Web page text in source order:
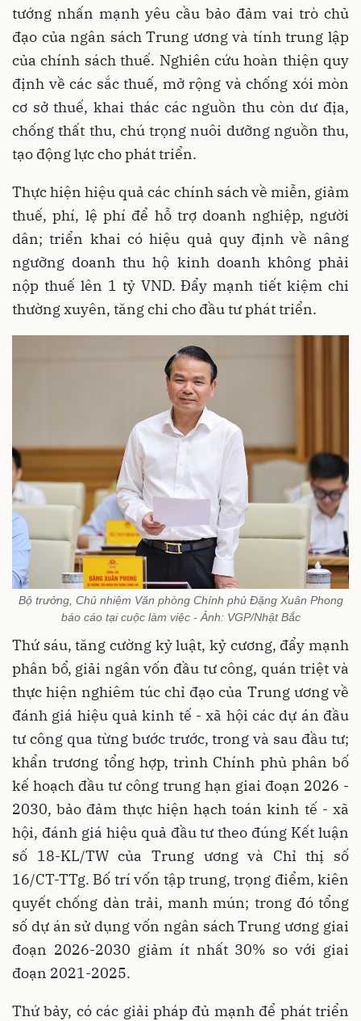
tướng nhấn mạnh yêu cầu bảo đảm vai trò chủ
đạo của ngân sách Trung ương và tính trung lập
của chính sách thuế. Nghiên cứu hoàn thiện quy
định về các sắc thuế, mở rộng và chống xói mòn
cơ sở thuế, khai thác các nguồn thu còn dư địa,
chống thất thu, chú trọng nuôi dưỡng nguồn thu,
tạo động lực cho phát triển.
Thực hiện hiệu quả các chính sách về miễn, giảm
thuế, phí, lệ phí để hỗ trợ doanh nghiệp, người
dân; triển khai có hiệu quả quy định về nâng
ngưỡng doanh thu hộ kinh doanh không phải
nộp thuế lên 1 tỷ VND. Đẩy mạnh tiết kiệm chi
thường xuyên, tăng chi cho đầu tư phát triển.
Bộ trưởng, Chủ nhiệm Văn phòng Chính phủ Đặng Xuân Phong
báo cáo tại cuộc làm việc - Ảnh: VGP/Nhật Bắc
Thứ sáu, tăng cường kỷ luật, kỷ cương, đẩy mạnh
phân bổ, giải ngân vốn đầu tư công, quán triệt và
thực hiện nghiêm túc chỉ đạo của Trung ương về
đánh giá hiệu quả kinh tế - xã hội các dự án đầu
tư công qua từng bước trước, trong và sau đầu tư;
khẩn trương tổng hợp, trình Chính phủ phân bố
kế hoạch đầu tư công trung hạn giai đoạn 2026 -
2030, bảo đảm thực hiện hạch toán kinh tế - xã
hội, đánh giá hiệu quả đầu tư theo đúng Kết luận
số 18-KL/TW của Trung ương và Chỉ thị số
16/CT-TTg. Bố trí vốn tập trung, trọng điểm, kiên
quyết chống dàn trải, manh mún; trong đó tổng
số dự án sử dụng vốn ngân sách Trung ương giai
đoạn 2026-2030 giảm ít nhất 30% so với giai
đoạn 2021-2025.
Thứ bảy, có các giải pháp đủ mạnh để phát triển